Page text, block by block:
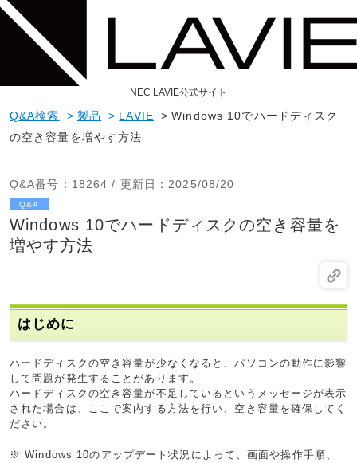
NEC LAVIE公式サイト
Q&A検索 > 製品 > LAVIE > Windows 10でハードディスク
の空き容量を増やす方法
Q&A番号 ：18264 / 更新日 ：2025/08/20
Q&A
Windows 10でハードディスクの空き容量を
増やす方法
はじめに
ハードディスクの空き容量が少なくなると、パソコンの動作に影響
して問題が発生することがあります。
ハードディスクの空き容量が不足しているというメッセージが表示
された場合は、ここで案内する方法を行い、空き容量を確保してく
ださい。
※ Windows 10のアップデート状況によって、画面や操作手順、